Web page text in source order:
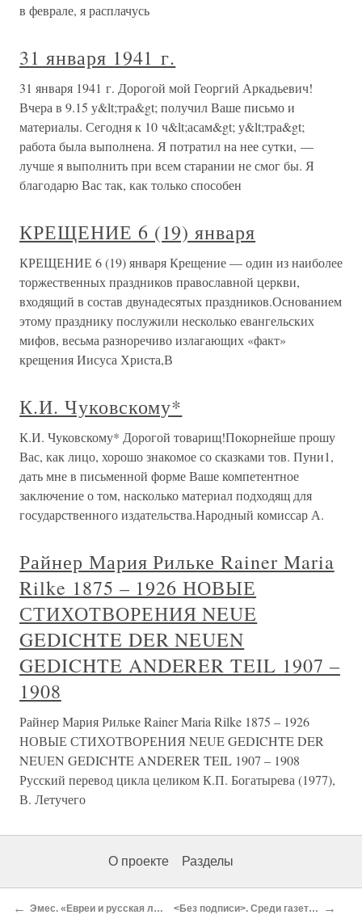
в феврале, я расплачусь
31 января 1941 г.
31 января 1941 г. Дорогой мой Георгий Аркадьевич!
Вчера в 9.15 у&lt;тра&gt; получил Ваше письмо и
материалы. Сегодня к 10 ч&lt;асам&gt; у&lt;тра&gt;
работа была выполнена. Я потратил на нее сутки, —
лучше я выполнить при всем старании не смог бы. Я
благодарю Вас так, как только способен
КРЕЩЕНИЕ 6 (19) января
КРЕЩЕНИЕ 6 (19) января Крещение — один из наиболее
торжественных праздников православной церкви,
входящий в состав двунадесятых праздников.Основанием
этому празднику послужили несколько евангельских
мифов, весьма разноречиво излагающих «факт»
крещения Иисуса Христа,В
К.И. Чуковскому*
К.И. Чуковскому* Дорогой товарищ!Покорнейше прошу
Вас, как лицо, хорошо знакомое со сказками тов. Пуни1,
дать мне в письменной форме Ваше компетентное
заключение о том, насколько материал подходящ для
государственного издательства.Народный комиссар А.
Райнер Мария Рильке Rainer Maria
Rilke 1875 – 1926 НОВЫЕ
СТИХОТВОРЕНИЯ NEUE
GEDICHTE DER NEUEN
GEDICHTE ANDERER TEIL 1907 –
1908
Райнер Мария Рильке Rainer Maria Rilke 1875 – 1926
НОВЫЕ СТИХОТВОРЕНИЯ NEUE GEDICHTE DER
NEUEN GEDICHTE ANDERER TEIL 1907 – 1908
Русский перевод цикла целиком К.П. Богатырева (1977),
В. Летучего
О проекте Разделы
← Эмес. «Евреи и русская литература»[155] <Без подписи>. Среди газет и журналов[159] →